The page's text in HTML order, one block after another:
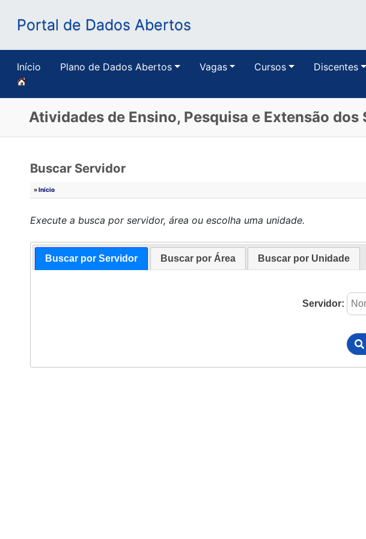
Portal de Dados Abertos
Início Plano de Dados Abertos Vagas Cursos Discentes
Atividades de Ensino, Pesquisa e Extensão dos
Buscar Servidor
»Início
Execute a busca por servidor, área ou escolha uma unidade.
Buscar por Servidor Buscar por Área Buscar por Unidade
Servidor: